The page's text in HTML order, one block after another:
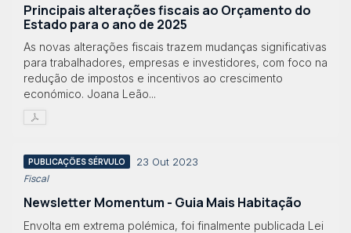
Principais alterações fiscais ao Orçamento do
Estado para o ano de 2025
As novas alterações fiscais trazem mudanças significativas
para trabalhadores, empresas e investidores, com foco na
redução de impostos e incentivos ao crescimento
económico. Joana Leão...
PUBLICAÇÕES SÉRVULO 23 Out 2023
Fiscal
Newsletter Momentum - Guia Mais Habitação
Envolta em extrema polémica, foi finalmente publicada Lei